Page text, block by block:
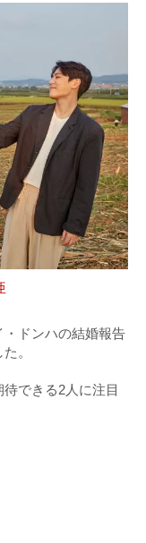
ドンハの結婚報告
。
できる2人に注目